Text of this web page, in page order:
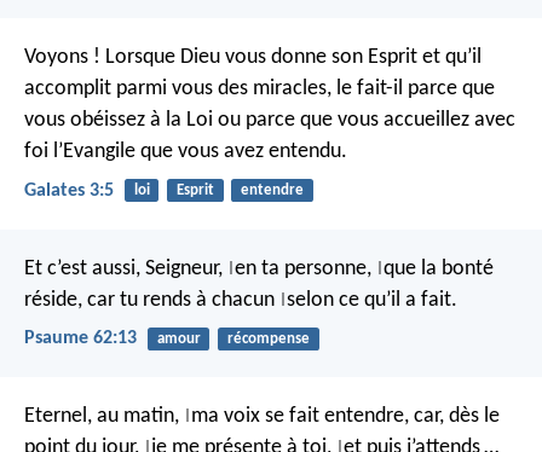
Voyons ! Lorsque Dieu vous donne son Esprit et qu’il
accomplit parmi vous des miracles, le fait-il parce que
vous obéissez à la Loi ou parce que vous accueillez avec
foi l’Evangile que vous avez entendu.
Galates 3:5 loi Esprit entendre
Et c’est aussi, Seigneur, en ta personne, que la bonté
réside, car tu rends à chacun selon ce qu’il a fait.
Psaume 62:13 amour récompense
Eternel, au matin, ma voix se fait entendre, car, dès le